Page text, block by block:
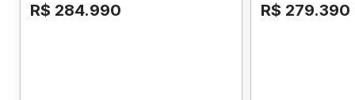
R$ 284.990 R$ 279.390